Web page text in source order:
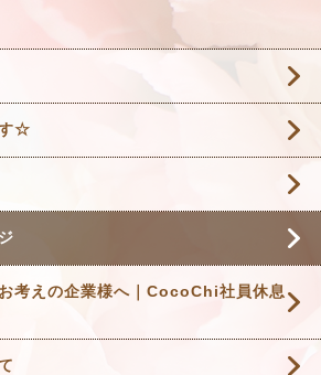
☆
考えの企業様へ｜CocoChi社員休息